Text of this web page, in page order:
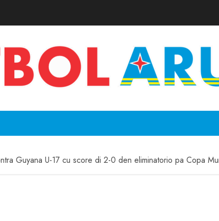
Guyana U-17 cu score di 2-0 den eliminatorio pa Copa